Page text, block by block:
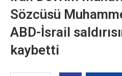
Sözcüsü
ABD-İsrail
kaybetti